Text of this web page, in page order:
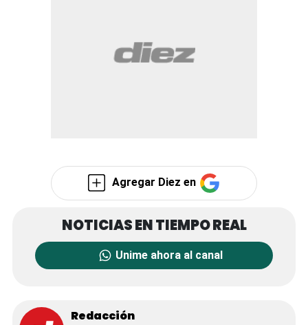
Agregar Diez en
Unime ahora al canal
Redacción